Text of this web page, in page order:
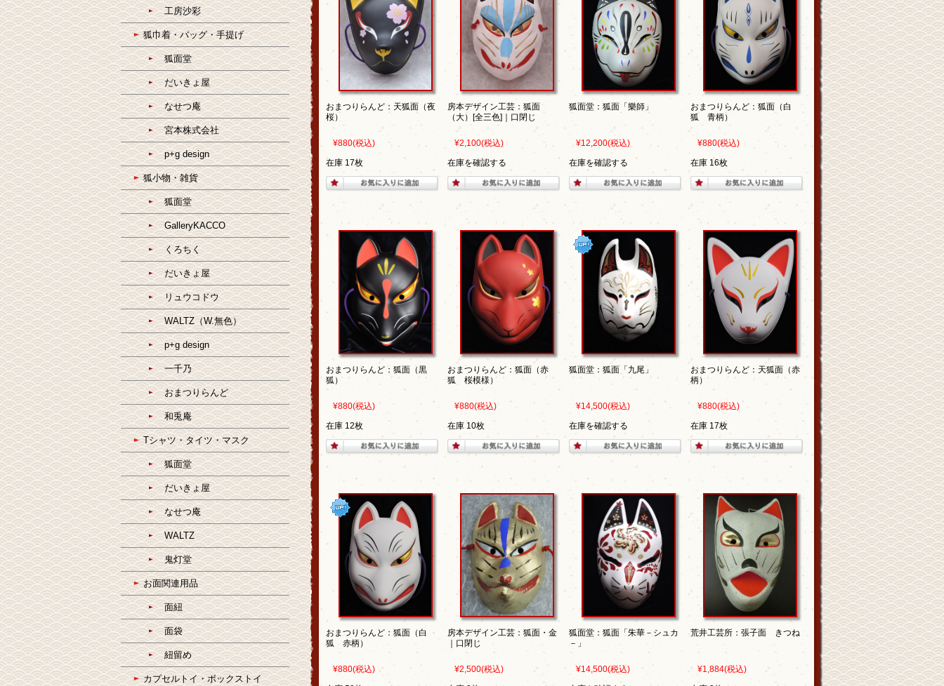
おまつりらんど：天狐面（夜
桜）
¥880(税込)
在庫 17枚
房本デザイン工芸：狐面
（大）[全三色]｜口閉じ
¥2,100(税込)
在庫を確認する
狐面堂：狐面「樂師」
¥12,200(税込)
在庫を確認する
おまつりらんど：狐面（白
狐 青柄）
¥880(税込)
在庫 16枚
おまつりらんど：狐面（黒
狐）
¥880(税込)
在庫 12枚
おまつりらんど：狐面（赤
狐 桜模様）
¥880(税込)
在庫 10枚
狐面堂：狐面「九尾」
¥14,500(税込)
在庫を確認する
おまつりらんど：天狐面（赤
柄）
¥880(税込)
在庫 17枚
おまつりらんど：狐面（白
狐 赤柄）
¥880(税込)
房本デザイン工芸：狐面・金
｜口閉じ
¥2,500(税込)
狐面堂：狐面「朱華－シュカ
－」
¥14,500(税込)
荒井工芸所：張子面 きつね
¥1,884(税込)
工房沙彩
狐巾着・バッグ・手提げ
狐面堂
だいきょ屋
なせつ庵
宮本株式会社
p+g design
狐小物・雑貨
狐面堂
GalleryKACCO
くろちく
だいきょ屋
リュウコドウ
WALTZ（W.無色）
p+g design
一千乃
おまつりらんど
和兎庵
Tシャツ・タイツ・マスク
狐面堂
だいきょ屋
なせつ庵
WALTZ
鬼灯堂
お面関連用品
面紐
面袋
紐留め
カプセルトイ・ボックストイ